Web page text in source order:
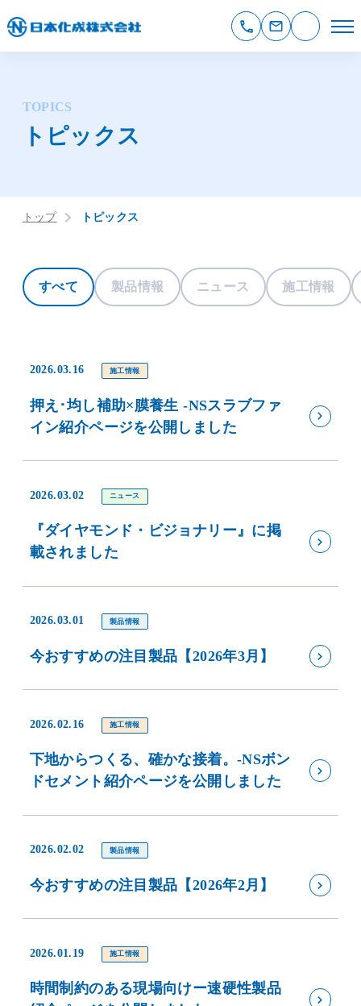
TOPICS
トピックス
トップ トピックス
すべて 製品情報 ニュース 施工情報
2026.03.16 施工情報
押え･均し補助×膜養生 -NSスラブファ
イン紹介ページを公開しました
2026.03.02 ニュース
『ダイヤモンド・ビジョナリー』に掲
載されました
2026.03.01 製品情報
今おすすめの注目製品【2026年3月】
2026.02.16 施工情報
下地からつくる、確かな接着。-NSボン
ドセメント紹介ページを公開しました
2026.02.02 製品情報
今おすすめの注目製品【2026年2月】
2026.01.19 施工情報
時間制約のある現場向けー速硬性製品